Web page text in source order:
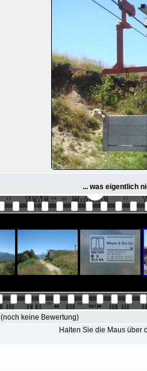
... was eigentlich
(noch keine Bewertung)
Halten Sie die Maus über